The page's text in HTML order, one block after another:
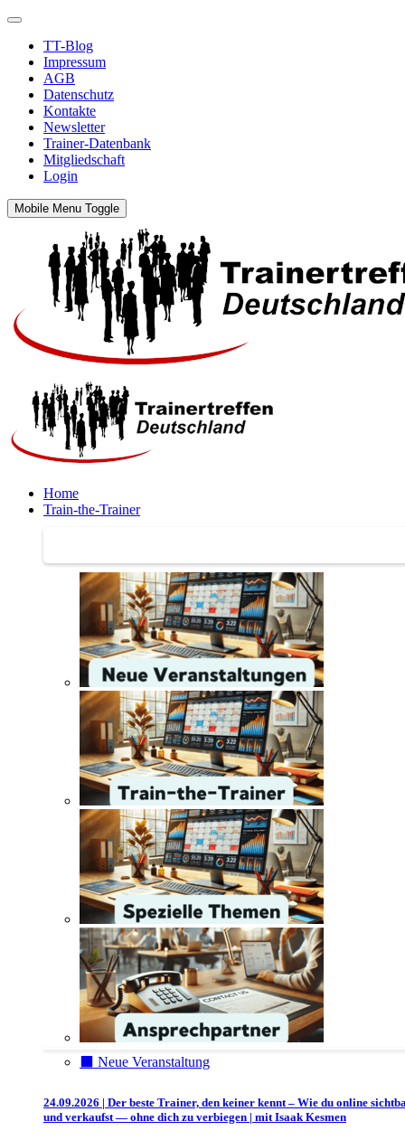
TT-Blog
Impressum
AGB
Datenschutz
Kontakte
Newsletter
Trainer-Datenbank
Mitgliedschaft
Login
Mobile Menu Toggle
Home
Train-the-Trainer
⬛️ Neue Veranstaltung
24.09.2026 | Der beste Trainer, den keiner kennt – Wie du online
und verkaufst — ohne dich zu verbiegen | mit Isaak Kesmen